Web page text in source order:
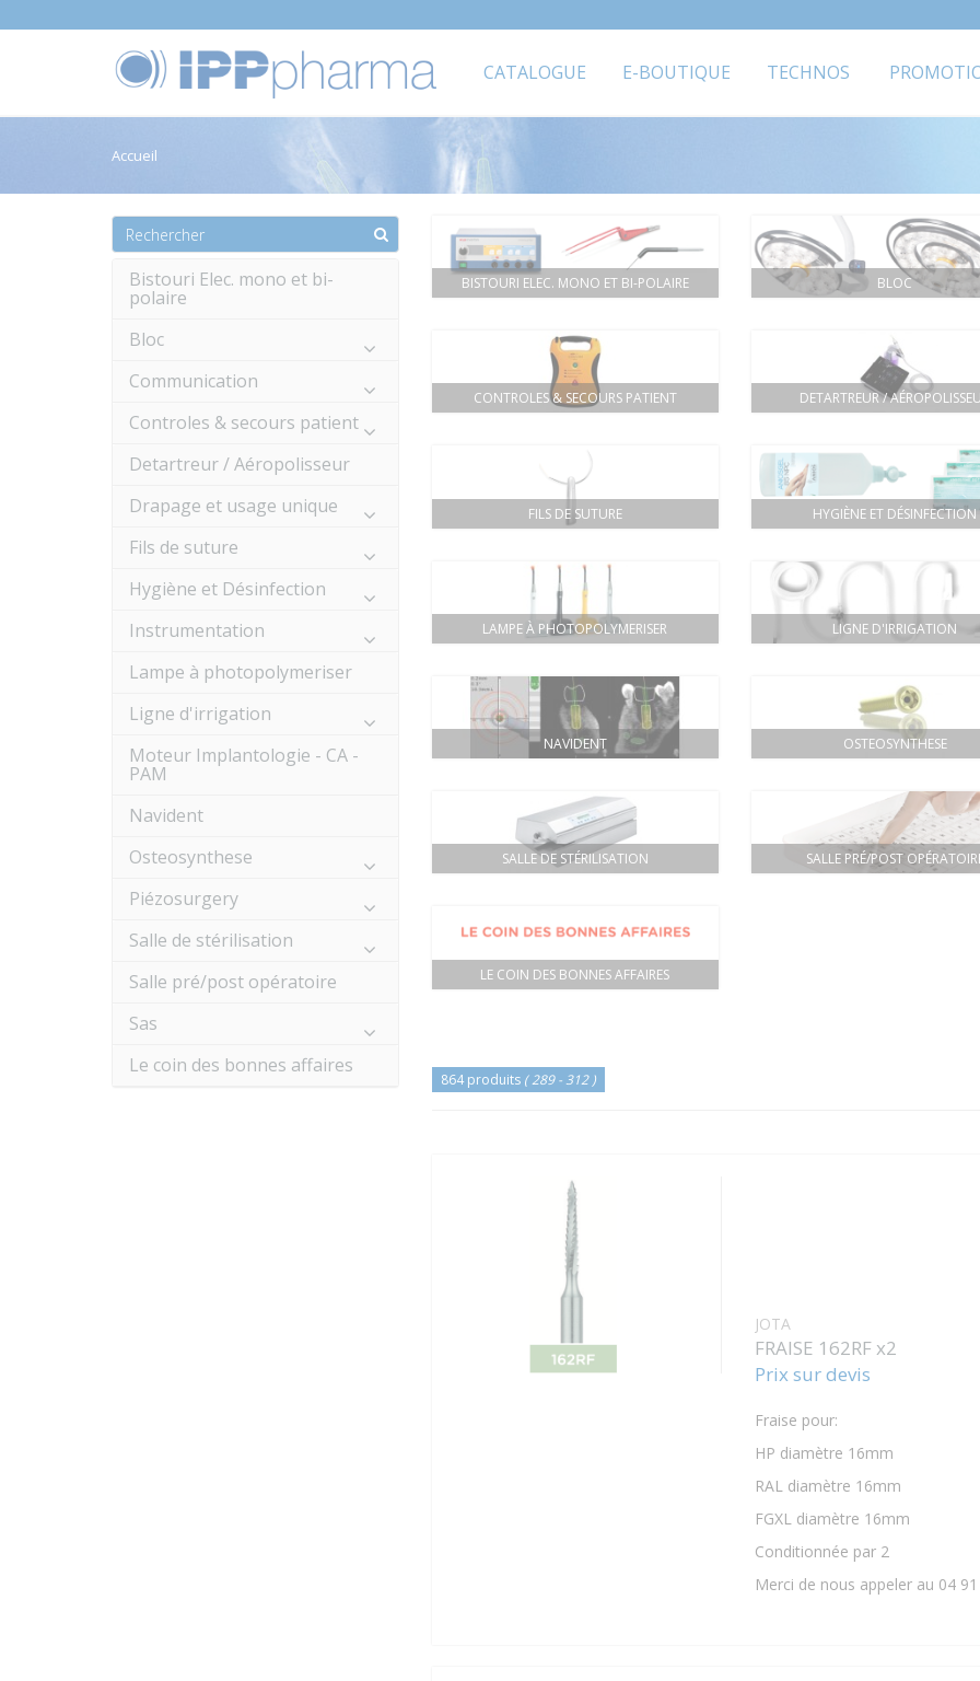
CATALOGUE E-BOUTIQUE TECHNOS
Accueil
Bistouri Elec. mono et bi-
polaire
Bloc
Communication
Controles & secours patient
Detartreur / Aéropolisseur
Drapage et usage unique
Fils de suture
Hygiène et Désinfection
Instrumentation
Lampe à photopolymeriser
Ligne d'irrigation
Moteur Implantologie - CA -
PAM
Navident
Osteosynthese
Piézosurgery
Salle de stérilisation
Salle pré/post opératoire
Sas
Le coin des bonnes affaires
BISTOURI ELEC. MONO ET BI-POLAIRE BLOC
CONTROLES & SECOURS PATIENT DETARTREUR /
FILS DE SUTURE HYGIÈNE ET DÉSINFECTION
LAMPE À PHOTOPOLYMERISER LIGNE D'IRRIGATION
NAVIDENT OSTEOSYNTHESE
SALLE DE STÉRILISATION SALLE PRÉ/POST
LE COIN DES BONNES AFFAIRES
864 produits ( 289 - 312 )
JOTA
FRAISE 162RF x2
Prix sur devis
Fraise pour:
HP diamètre 16mm
RAL diamètre 16mm
FGXL diamètre 16mm
Conditionnée par 2
Merci de nous appeler au 04